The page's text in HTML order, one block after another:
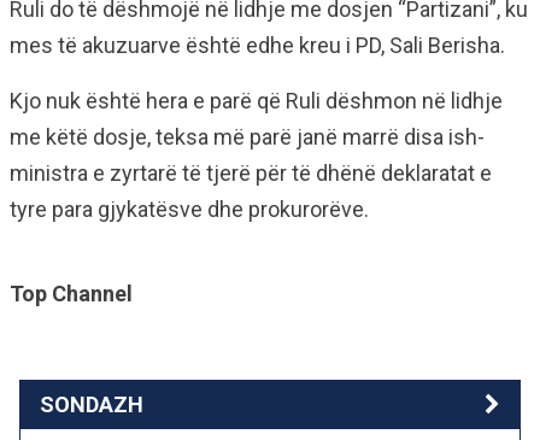
Ruli do të dëshmojë në lidhje me dosjen “Partizani”, ku
mes të akuzuarve është edhe kreu i PD, Sali Berisha.
Kjo nuk është hera e parë që Ruli dëshmon në lidhje
me këtë dosje, teksa më parë janë marrë disa ish-
ministra e zyrtarë të tjerë për të dhënë deklaratat e
tyre para gjykatësve dhe prokurorëve.
Top Channel
SONDAZH